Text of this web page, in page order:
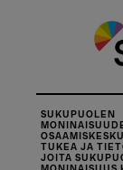
SUKUPUOLEN
TUKEA JA
JOITA